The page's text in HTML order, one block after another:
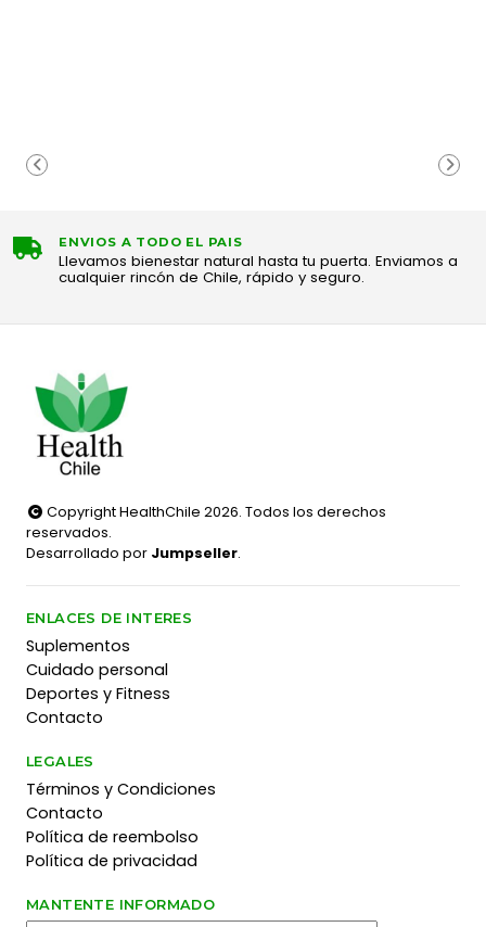
ENVIOS A TODO EL PAIS
Llevamos bienestar natural hasta tu puerta. Enviamos a
cualquier rincón de Chile, rápido y seguro.
Copyright HealthChile 2026. Todos los derechos
reservados.
Desarrollado por Jumpseller.
ENLACES DE INTERES
Suplementos
Cuidado personal
Deportes y Fitness
Contacto
LEGALES
Términos y Condiciones
Contacto
Política de reembolso
Política de privacidad
MANTENTE INFORMADO